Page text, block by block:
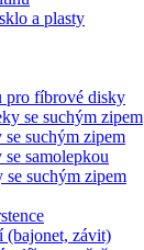
a plasty
pro fíbrové disky
se suchým zipem
suchým zipem
samolepkou
se suchým zipem
(bajonet, závit)